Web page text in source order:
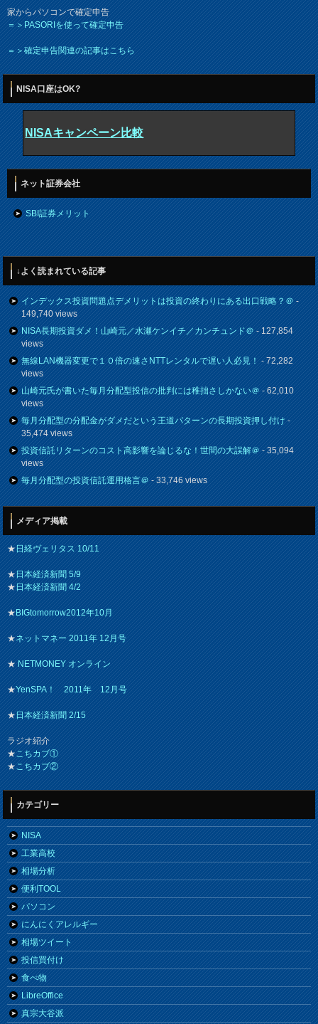
家からパソコンで確定申告
＝＞PASORIを使って確定申告
＝＞確定申告関連の記事はこちら
NISA口座はOK?
NISAキャンペーン比較
ネット証券会社
SBI証券メリット
↓よく読まれている記事
インデックス投資問題点デメリットは投資の終わりにある出口戦略？＠-
149,740 views
NISA長期投資ダメ！山崎元／水瀬ケンイチ／カンチュンド＠- 127,854
views
無線LAN機器変更で１０倍の速さNTTレンタルで遅い人必見！- 72,282
views
山崎元氏が書いた毎月分配型投信の批判には稚拙さしかない＠- 62,010
views
毎月分配型の分配金がダメだという王道パターンの長期投資押し付け-
35,474 views
投資信託リターンのコスト高影響を論じるな！世間の大誤解＠- 35,094
views
毎月分配型の投資信託運用格言＠- 33,746 views
メディア掲載
★日経ヴェリタス 10/11
★日本経済新聞 5/9
★日本経済新聞 4/2
★BIGtomorrow2012年10月
★ネットマネー 2011年 12月号
★NETMONEY オンライン
★YenSPA！ 2011年 12月号
★日本経済新聞 2/15
ラジオ紹介
★こちカブ①
★こちカブ②
カテゴリー
NISA
工業高校
相場分析
便利TOOL
パソコン
にんにくアレルギー
相場ツイート
投信買付け
食べ物
LibreOffice
真宗大谷派